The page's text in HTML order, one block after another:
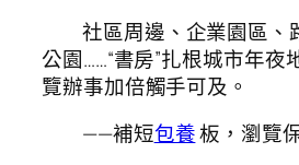
社區周邊、企業園區、
公園……“書房”扎根城市年夜
覽辦事加倍觸手可及。
——補短包養板，瀏覽